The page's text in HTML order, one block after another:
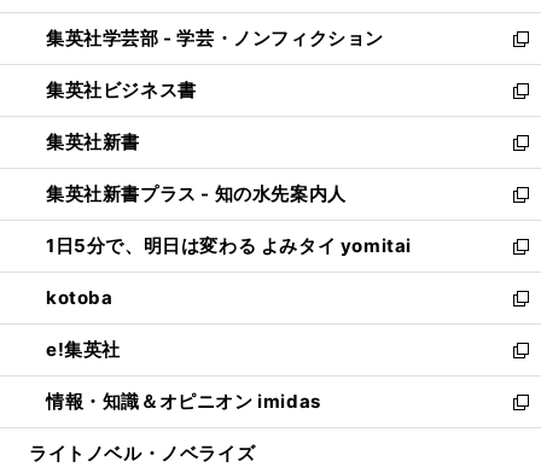
開
く
ウ
で
開
く
ン
ド
ウ
で
開
く
ウ
ィ
ン
ド
ウ
で
開
く
集英社学芸部 - 学芸・ノンフィクション
新
し
い
ウ
ィ
ン
ド
ウ
で
開
く
集英社ビジネス書
新
し
い
ウ
ィ
ン
ド
ウ
で
開
く
集英社新書
新
し
い
ウ
ィ
ン
ド
ウ
で
開
く
集英社新書プラス - 知の水先案内人
新
し
い
ウ
ィ
ン
ド
ウ
で
開
1日5分で、明日は変わる よみタイ yomitai
新
し
い
ウ
ィ
ン
ド
ウ
kotoba
新
し
い
ウ
ィ
ン
e!集英社
新
し
い
ウ
情報・知識＆オピニオン imidas
新
し
ライトノベル・ノベライズ